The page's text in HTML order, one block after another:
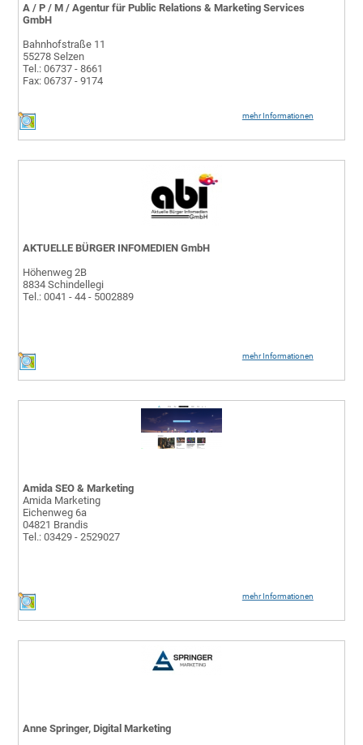
mehr Informationen
A / P / M / Agentur für Public Relations & Marketing Services
GmbH
Bahnhofstraße 11
55278 Selzen
Tel.: 06737 - 8661
Fax: 06737 - 9174
mehr Informationen
AKTUELLE BÜRGER INFOMEDIEN GmbH
Höhenweg 2B
8834 Schindellegi
Tel.: 0041 - 44 - 5002889
mehr Informationen
Amida SEO & Marketing
Amida Marketing
Eichenweg 6a
04821 Brandis
Tel.: 03429 - 2529027
Anne Springer, Digital Marketing